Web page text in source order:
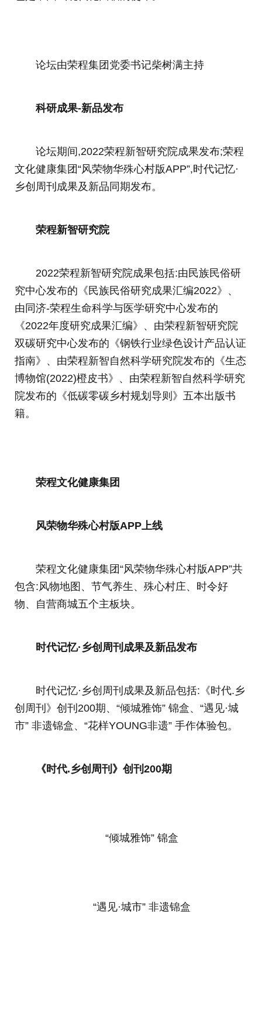
论坛由荣程集团党委书记柴树满主持
科研成果-新品发布
论坛期间,2022荣程新智研究院成果发布;荣程
文化健康集团“风荣物华殊心村版APP”,时代记忆·
乡创周刊成果及新品同期发布。
荣程新智研究院
2022荣程新智研究院成果包括:由民族民俗研
究中心发布的《民族民俗研究成果汇编2022》、
由同济-荣程生命科学与医学研究中心发布的
《2022年度研究成果汇编》、由荣程新智研究院
双碳研究中心发布的《钢铁行业绿色设计产品认证
指南》、由荣程新智自然科学研究院发布的《生态
博物馆(2022)橙皮书》、由荣程新智自然科学研究
院发布的《低碳零碳乡村规划导则》五本出版书
籍。
荣程文化健康集团
风荣物华殊心村版APP上线
荣程文化健康集团“风荣物华殊心村版APP”共
包含:风物地图、节气养生、殊心村庄、时令好
物、自营商城五个主板块。
时代记忆·乡创周刊成果及新品发布
时代记忆·乡创周刊成果及新品包括:《时代.乡
创周刊》创刊200期、“倾城雅饰” 锦盒、“遇见·城
市” 非遗锦盒、“花样YOUNG非遗” 手作体验包。
《时代.乡创周刊》创刊200期
“倾城雅饰” 锦盒
“遇见·城市” 非遗锦盒